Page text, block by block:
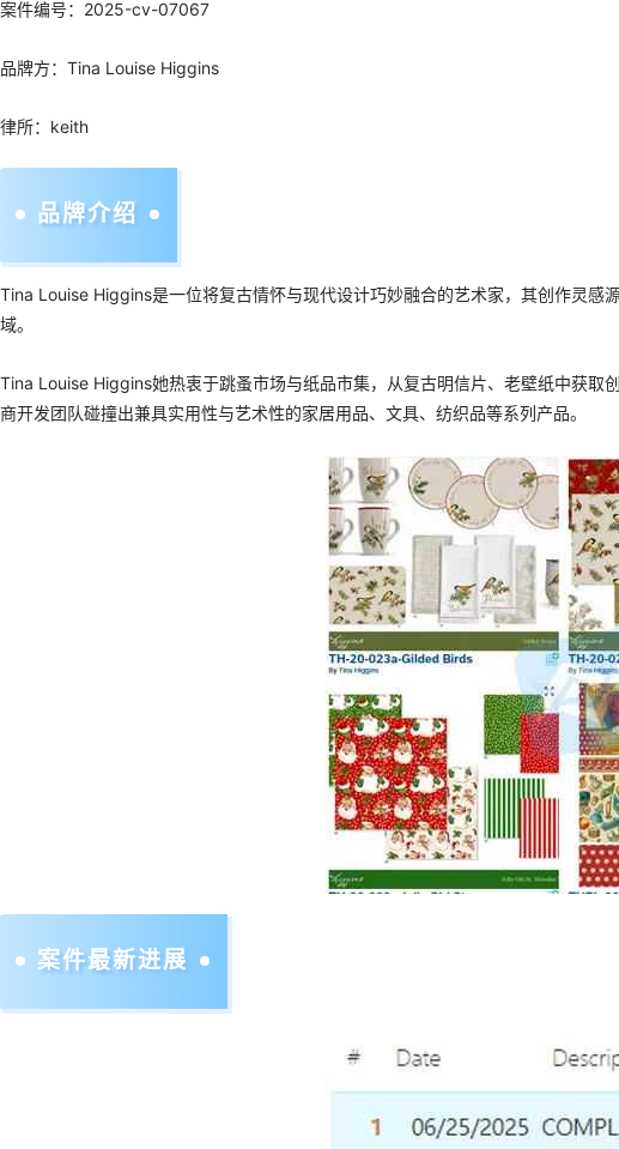
案件编号：2025-cv-07067
品牌方：Tina Louise Higgins
律所：keith
品牌介绍
Tina Louise Higgins是一位将复古情怀与现代设计巧妙融合的艺术家，其创作灵
域。
Tina Louise Higgins她热衷于跳蚤市场与纸品市集，从复古明信片、老壁纸中获取
商开发团队碰撞出兼具实用性与艺术性的家居用品、文具、纺织品等系列产品。
案件最新进展